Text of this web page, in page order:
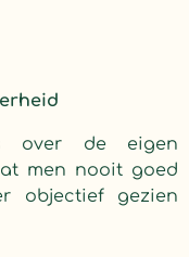
over de eigen
men nooit goed
objectief gezien